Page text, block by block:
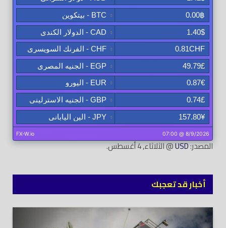
المصدر:USD@ الثلاثاء, 4 أغسطس.
أخبار قد تعجبك